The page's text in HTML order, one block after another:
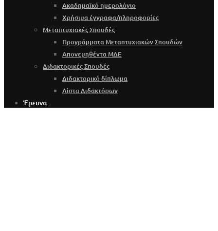
Ακαδημαϊκό ημερολόγιο
Χρήσιμα έγγραφα/πληροφορίες
Μεταπτυχιακές Σπουδές
Προγράμματα Μεταπτυχιακών Σπουδών
Απονεμηθέντα ΜΔΕ
Διδακτορικές Σπουδές
Διδακτορικό δίπλωμα
Λίστα Διδακτόρων
Έρευνα